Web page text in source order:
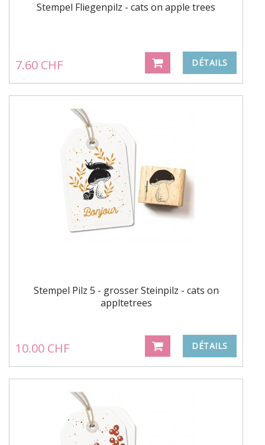
Stempel Fliegenpilz - cats on apple trees
7.60 CHF DÉTAILS
Stempel Pilz 5 - grosser Steinpilz - cats on
appltetrees
10.00 CHF DÉTAILS